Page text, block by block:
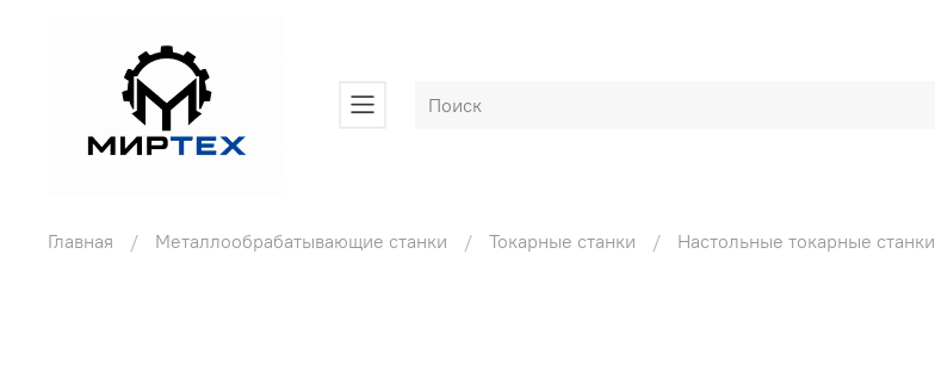
Главная Металлообрабатывающие станки Токарные станки Настольные токарные станки